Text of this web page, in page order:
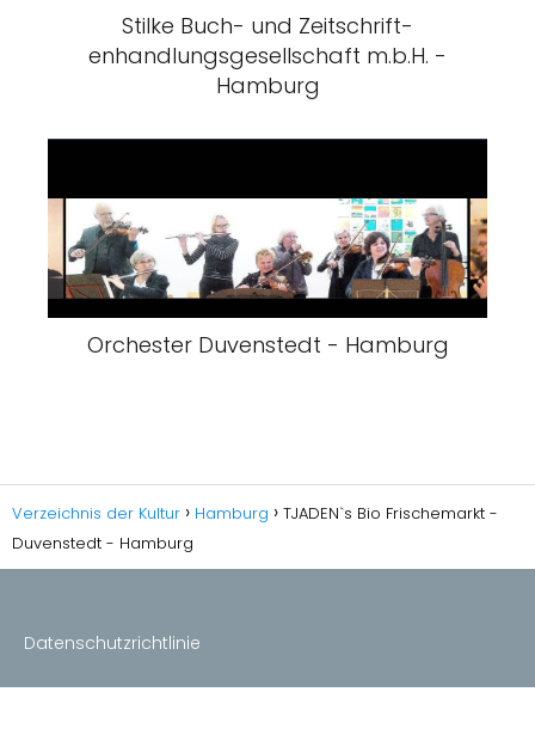
Stilke Buch- und Zeitschrift-
enhandlungsgesellschaft m.b.H. -
Hamburg
Orchester Duvenstedt - Hamburg
Verzeichnis der Kultur Hamburg
TJADEN`s Bio Frischemarkt -
Duvenstedt - Hamburg
Datenschutzrichtlinie